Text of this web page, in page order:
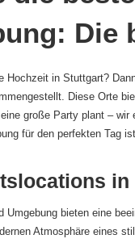
Die
Hochzeit in Stuttgart?
Diese Orte
große Party plant –
für den perfekten Tag
Umgebung bieten eine
Atmosphäre eines